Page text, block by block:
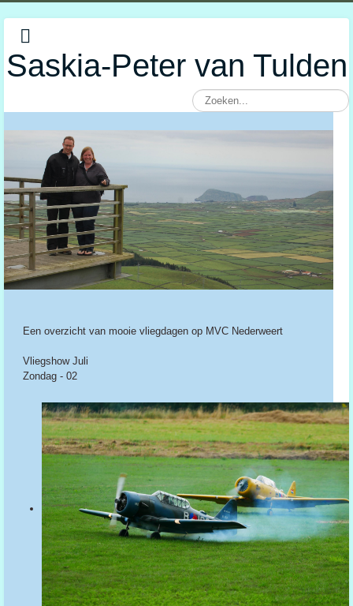
Saskia-Peter van Tulden
Een overzicht van mooie vliegdagen op MVC Nederweert
Vliegshow Juli
Zondag - 02